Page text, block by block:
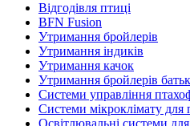
Відгодівля птиці
BFN Fusion
Утримання бройлерів
Утримання індиків
Утримання качок
Утримання бройлерів
Системи управління
Системи мікроклімату для